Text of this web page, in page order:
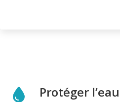
Protéger l’eau